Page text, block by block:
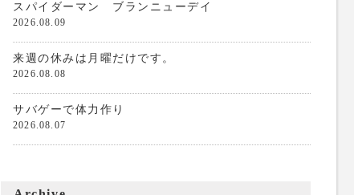
スパイダーマン ブランニューデイ
2026.08.09
来週の休みは月曜だけです。
2026.08.08
サバゲーで体力作り
2026.08.07